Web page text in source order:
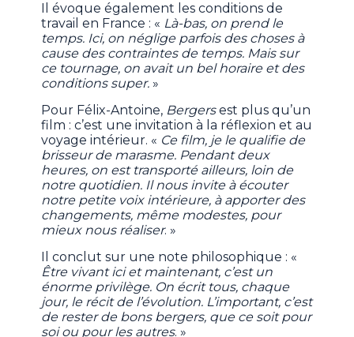
Il évoque également les conditions de
travail en France : « Là-bas, on prend le
temps. Ici, on néglige parfois des choses à
cause des contraintes de temps. Mais sur
ce tournage, on avait un bel horaire et des
conditions super. »
Pour Félix-Antoine, Bergersest plus qu’un
film : c’est une invitation à la réflexion et au
voyage intérieur. « Ce film, je le qualifie de
brisseur de marasme. Pendant deux
heures, on est transporté ailleurs, loin de
notre quotidien. Il nous invite à écouter
notre petite voix intérieure, à apporter des
changements, même modestes, pour
mieux nous réaliser. »
Il conclut sur une note philosophique : «
Être vivant ici et maintenant, c’est un
énorme privilège. On écrit tous, chaque
jour, le récit de l’évolution. L’important, c’est
de rester de bons bergers, que ce soit pour
soi ou pour les autres. »